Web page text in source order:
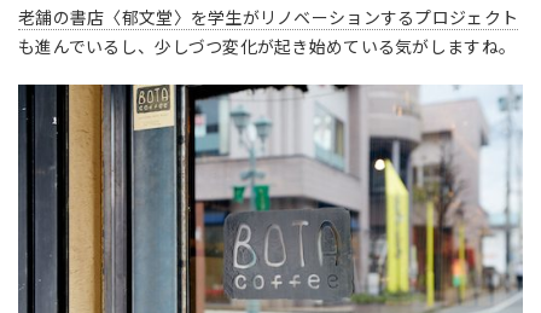
老舗の書店〈郁文堂〉を学生がリノベーションするプロジェクト
も進んでいるし、少しづつ変化が起き始めている気がしますね。